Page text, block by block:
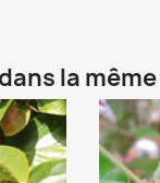
la